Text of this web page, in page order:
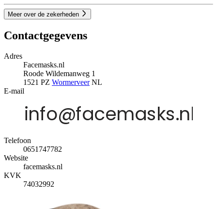
Meer over de zekerheden
Contactgegevens
Adres
Facemasks.nl
Roode Wildemanweg 1
1521 PZ WormerveerNL
E-mail
Telefoon
0651747782
Website
facemasks.nl
KVK
74032992